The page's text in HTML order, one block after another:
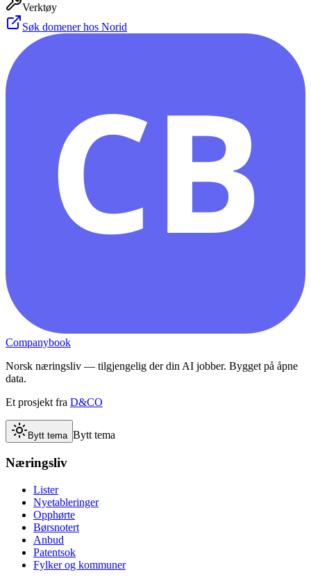
Verktøy
Søk domener hos Norid
CB
Companybook
Norsk næringsliv — tilgjengelig der din AI jobber. Bygget på åpne
data.
Et prosjekt fra D&CO
Bytt tema Bytt tema
Næringsliv
Lister
Nyetableringer
Opphørte
Børsnotert
Anbud
Patentsok
Fylker og kommuner